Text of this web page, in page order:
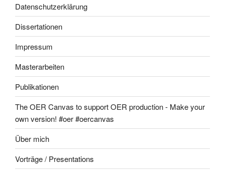
Datenschutzerklärung
Dissertationen
Impressum
Masterarbeiten
Publikationen
The OER Canvas to support OER production - Make your
own version! #oer #oercanvas
Über mich
Vorträge / Presentations